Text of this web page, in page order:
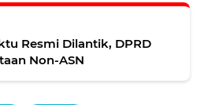
Resmi Dilantik, DPRD
Non-ASN